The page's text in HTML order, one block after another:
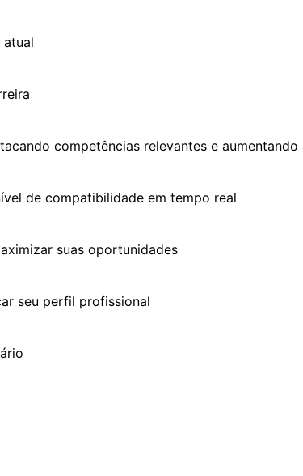
atual
competências relevantes e aumentando
de compatibilidade em tempo real
suas oportunidades
seu perfil profissional